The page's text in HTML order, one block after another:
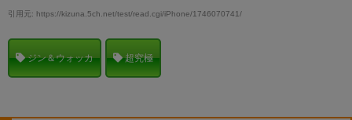
引用元: https://kizuna.5ch.net/test/read.cgi/iPhone/1746070741/
ジン＆ウォッカ 超究極